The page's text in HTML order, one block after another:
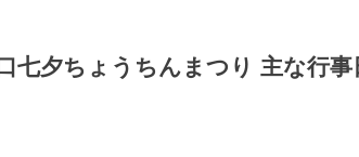
七夕ちょうちんまつり 主な行事